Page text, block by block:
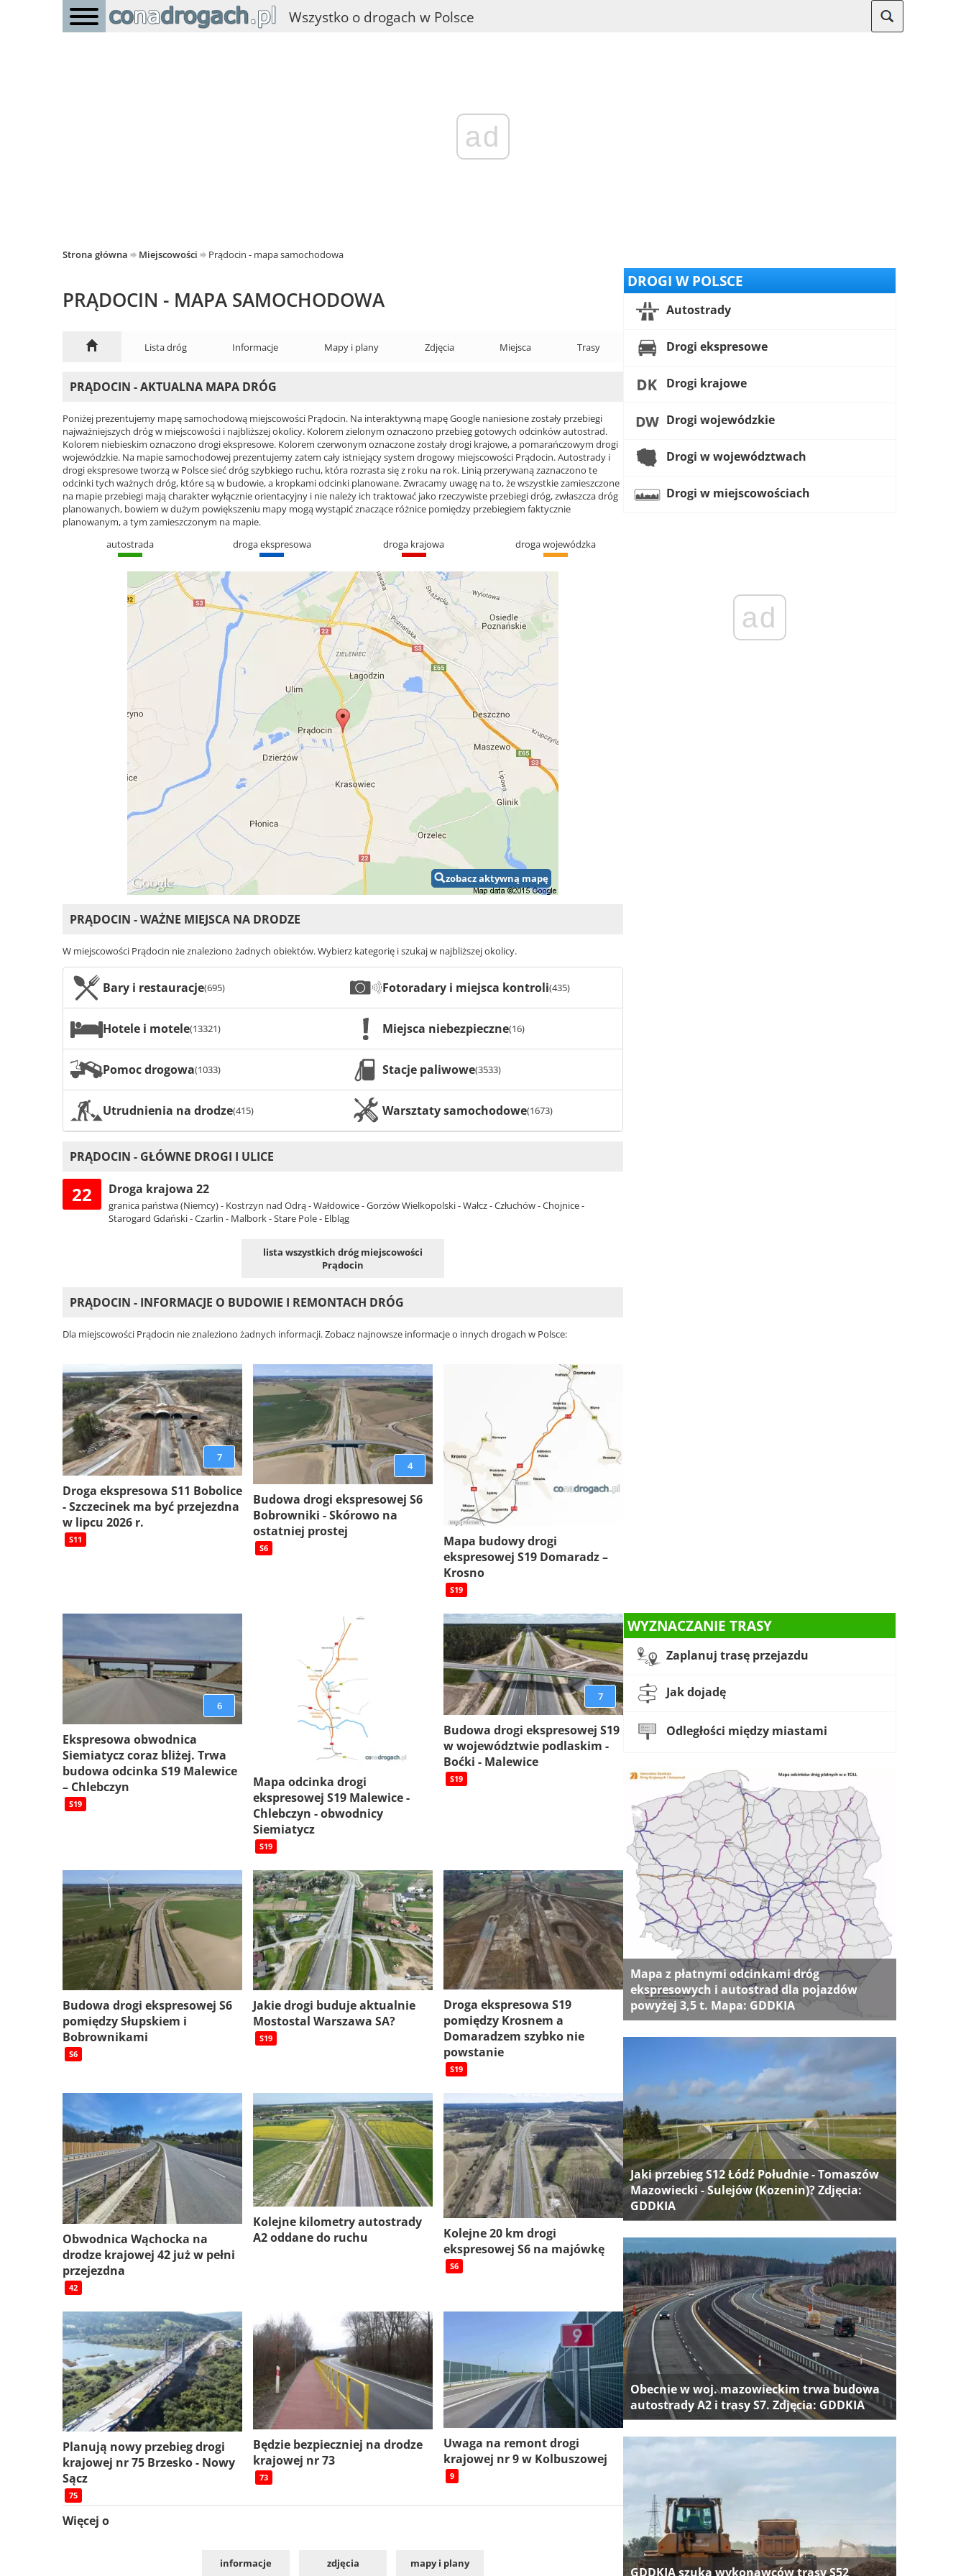
Wszystko o drogach w Polsce
ad
Strona główna Miejscowości Prądocin - mapa samochodowa
PRĄDOCIN - MAPA SAMOCHODOWA
Lista dróg Informacje Mapy i plany Zdjęcia Miejsca Trasy
PRĄDOCIN - AKTUALNA MAPA DRÓG
Poniżej prezentujemy mapę samochodową miejscowości Prądocin. Na interaktywną mapę Google naniesione zostały przebiegi
najważniejszych dróg w miejscowości i najbliższej okolicy. Kolorem zielonym oznaczono przebieg gotowych odcinków autostrad.
Kolorem niebieskim oznaczono drogi ekspresowe. Kolorem czerwonym oznaczone zostały drogi krajowe, a pomarańczowym drogi
wojewódzkie. Na mapie samochodowej prezentujemy zatem cały istniejący system drogowy miejscowości Prądocin. Autostrady i
drogi ekspresowe tworzą w Polsce sieć dróg szybkiego ruchu, która rozrasta się z roku na rok. Linią przerywaną zaznaczono te
odcinki tych ważnych dróg, które są w budowie, a kropkami odcinki planowane. Zwracamy uwagę na to, że wszystkie zamieszczone
na mapie przebiegi mają charakter wyłącznie orientacyjny i nie należy ich traktować jako rzeczywiste przebiegi dróg, zwłaszcza dróg
planowanych, bowiem w dużym powiększeniu mapy mogą wystąpić znaczące różnice pomiędzy przebiegiem faktycznie
planowanym, a tym zamieszczonym na mapie.
autostrada
droga ekspresowa droga krajowa droga wojewódzka
zobacz aktywną mapę
PRĄDOCIN - WAŻNE MIEJSCA NA DRODZE
W miejscowości Prądocin nie znaleziono żadnych obiektów. Wybierz kategorię i szukaj w najbliższej okolicy.
Bary i restauracje(695) Fotoradary i miejsca kontroli(435)
Hotele i motele(13321) Miejsca niebezpieczne(16)
Pomoc drogowa(1033) Stacje paliwowe(3533)
Utrudnienia na drodze(415) Warsztaty samochodowe(1673)
PRĄDOCIN - GŁÓWNE DROGI I ULICE
22 Droga krajowa 22
granica państwa (Niemcy) - Kostrzyn nad Odrą - Wałdowice - Gorzów Wielkopolski - Wałcz - Człuchów - Chojnice -
Starogard Gdański - Czarlin - Malbork - Stare Pole - Elbląg
lista wszystkich dróg miejscowości
Prądocin
PRĄDOCIN - INFORMACJE O BUDOWIE I REMONTACH DRÓG
Dla miejscowości Prądocin nie znaleziono żadnych informacji. Zobacz najnowsze informacje o innych drogach w Polsce:
7
Droga ekspresowa S11 Bobolice
- Szczecinek ma być przejezdna
w lipcu 2026 r.
S11
4
Budowa drogi ekspresowej S6
Bobrowniki - Skórowo na
ostatniej prostej
S6
Mapa budowy drogi
ekspresowej S19 Domaradz –
Krosno
S19
6
Ekspresowa obwodnica
Siemiatycz coraz bliżej. Trwa
budowa odcinka S19 Malewice
– Chlebczyn
S19
Mapa odcinka drogi
ekspresowej S19 Malewice -
Chlebczyn - obwodnicy
Siemiatycz
S19
7
Budowa drogi ekspresowej S19
w województwie podlaskim -
Boćki - Malewice
S19
Budowa drogi ekspresowej S6
pomiędzy Słupskiem i
Bobrownikami
S6
Jakie drogi buduje aktualnie
Mostostal Warszawa SA?
S19
Droga ekspresowa S19
pomiędzy Krosnem a
Domaradzem szybko nie
powstanie
S19
Obwodnica Wąchocka na
drodze krajowej 42 już w pełni
przejezdna
42
Kolejne kilometry autostrady
A2 oddane do ruchu
Kolejne 20 km drogi
ekspresowej S6 na majówkę
S6
Planują nowy przebieg drogi
krajowej nr 75 Brzesko - Nowy
Sącz
75
Będzie bezpieczniej na drodze
krajowej nr 73
73
Uwaga na remont drogi
krajowej nr 9 w Kolbuszowej
9
Więcej o
informacje zdjęcia mapy i plany
DROGI W POLSCE
Autostrady
Drogi ekspresowe
Drogi krajowe
Drogi wojewódzkie
Drogi w województwach
Drogi w miejscowościach
ad
WYZNACZANIE TRASY
Zaplanuj trasę przejazdu
Jak dojadę
Odległości między miastami
Mapa z płatnymi odcinkami dróg
ekspresowych i autostrad dla pojazdów
powyżej 3,5 t. Mapa: GDDKIA
Jaki przebieg S12 Łódź Południe - Tomaszów
Mazowiecki - Sulejów (Kozenin)? Zdjęcia:
GDDKIA
Obecnie w woj. mazowieckim trwa budowa
autostrady A2 i trasy S7. Zdjęcia: GDDKIA
GDDKIA szuka wykonawców trasy S52